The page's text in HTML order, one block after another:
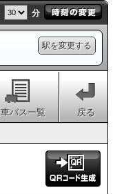
分
駅を変更する
バス一覧 戻る